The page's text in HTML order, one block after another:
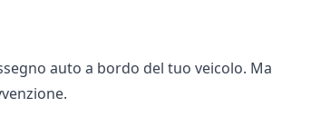
auto a bordo del tuo veicolo. Ma